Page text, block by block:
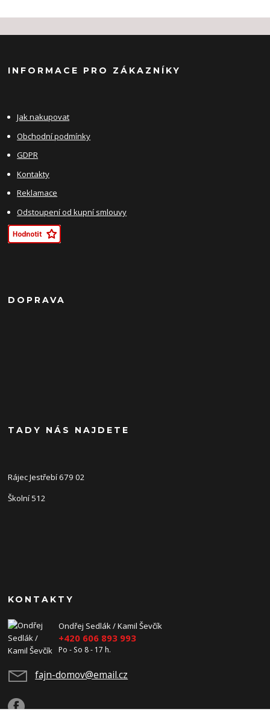
INFORMACE PRO ZÁKAZNÍKY
Jak nakupovat
Obchodní podmínky
GDPR
Kontakty
Reklamace
Odstoupení od kupní smlouvy
DOPRAVA
TADY NÁS NAJDETE
Rájec Jestřebí 679 02
Školní 512
KONTAKTY
Ondřej Sedlák / Kamil Ševčík
+420 606 893 993
Po - So 8 - 17 h.
fajn-domov@email.cz